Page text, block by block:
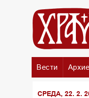
Вести
СРЕДА, 22. 2.